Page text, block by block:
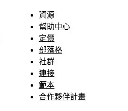
資源
幫助中心
定價
部落格
社群
連接
範本
合作夥伴計畫